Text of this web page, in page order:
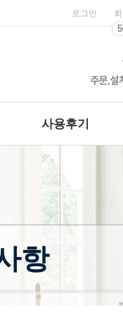
로그인
사용후기
항